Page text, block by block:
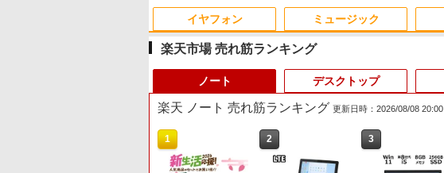
イヤフォン ミュージック
楽天市場 売れ筋ランキング
ノート
楽天 ノート 売れ筋ランキング 更新日時：2026/08/08 20:00
1 2 3
デスクトップ